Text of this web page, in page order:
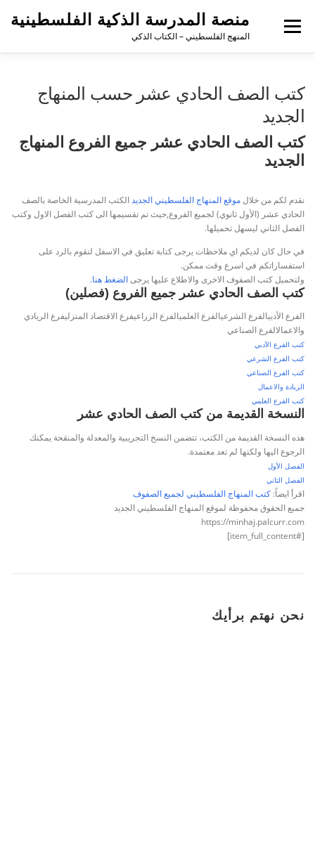
منصة المدرسة الذكية الفلسطينية
المنهج الفلسطيني – الكتاب الذكي
القائمة
كتب الصف الحادي عشر حسب المنهاج
الجديد
كتب الصف الحادي عشر جميع الفروع المنهاج
الجديد
نقدم لكم من خلال موقع المنهاج الفلسطيني الجديدالكتب المدرسية الخاصة بالصف
الحادي عشر (الأول ثانوي) لجميع الفروع,حيث تم تقسيمها الى كتب الفصل الاول وكتب
الفصل الثاني ليسهل تحميلها.
في حال كان لديكم اي ملاحظات يرجى كتابة تعليق في الاسفل لنقوم بالرد على
استفساراتكم في اسرع وقت ممكن.
ولتحميل كتب الصفوف الاخرى والاطلاع عليها يرجىالضغط هنا.
كتب الصف الحادي عشر جميع الفروع (فصلين)
الفرع الأدبيالفرع الشرعيالفرع العلميالفرع الزراعيفرع الاقتصاد المنزليفرع الريادي
والاعمالالفرع الصناعي
كتب الفرع الأدبي
كتب الفرع الشرعي
كتب الفرع الصناعي
الريادة والاعمال
كتب الفرع العلمي
النسخة القديمة من كتب الصف الحادي عشر
هذه النسخة القديمة من الكتب، تتضمن النسخ التجريبية والمعدلة والمنقحة يمكنك
الرجوع اليها ولكنها لم تعد معتمدة.
الفصل الأول
الفصل الثاني
اقرأ ايضاً: كتب المنهاج الفلسطيني لجميع الصفوف
جميع الحقوق محفوظة لموقع المنهاج الفلسطيني الجديد
https://minhaj.palcurr.com
[#item_full_content]
نحن نهتم برأيك